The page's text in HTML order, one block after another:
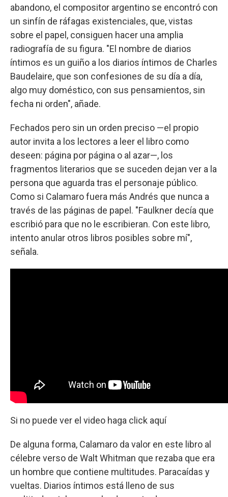
abandono, el compositor argentino se encontró con
un sinfín de ráfagas existenciales, que, vistas
sobre el papel, consiguen hacer una amplia
radiografía de su figura. "El nombre de diarios
íntimos es un guiño a los diarios íntimos de Charles
Baudelaire, que son confesiones de su día a día,
algo muy doméstico, con sus pensamientos, sin
fecha ni orden", añade.
Fechados pero sin un orden preciso —el propio
autor invita a los lectores a leer el libro como
deseen: página por página o al azar—, los
fragmentos literarios que se suceden dejan ver a la
persona que aguarda tras el personaje público.
Como si Calamaro fuera más Andrés que nunca a
través de las páginas de papel. "Faulkner decía que
escribió para que no le escribieran. Con este libro,
intento anular otros libros posibles sobre mí",
señala.
Si no puede ver el video haga click aquí
De alguna forma, Calamaro da valor en este libro al
célebre verso de Walt Whitman que rezaba que era
un hombre que contiene multitudes. Paracaídas y
vueltas. Diarios íntimos está lleno de sus